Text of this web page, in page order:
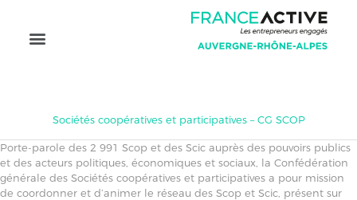
Sociétés coopératives et participatives – CG SCOP
Porte-parole des 2 991 Scop et des Scic auprès des pouvoirs publics
et des acteurs politiques, économiques et sociaux, la Confédération
générale des Sociétés coopératives et participatives a pour mission
de coordonner et d’animer le réseau des Scop et Scic, présent sur